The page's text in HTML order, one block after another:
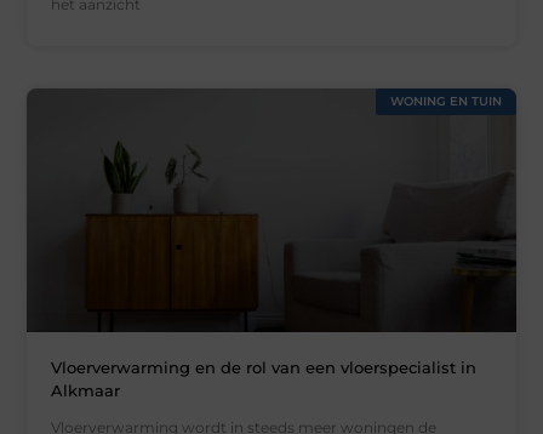
het aanzicht
WONING EN TUIN
Vloerverwarming en de rol van een vloerspecialist in
Alkmaar
Vloerverwarming wordt in steeds meer woningen de